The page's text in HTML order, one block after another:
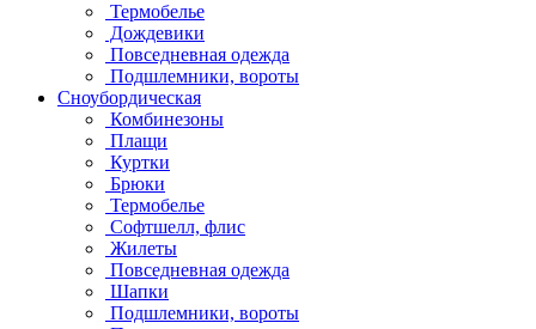
Термобелье
Дождевики
Повседневная одежда
Подшлемники, вороты
Сноубордическая
Комбинезоны
Плащи
Куртки
Брюки
Термобелье
Софтшелл, флис
Жилеты
Повседневная одежда
Шапки
Подшлемники, вороты